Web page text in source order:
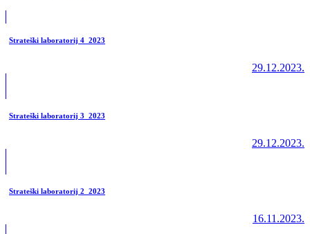
Strateški laboratorij 4_2023
29.12.2023.
Strateški laboratorij 3_2023
29.12.2023.
Strateški laboratorij 2_2023
16.11.2023.